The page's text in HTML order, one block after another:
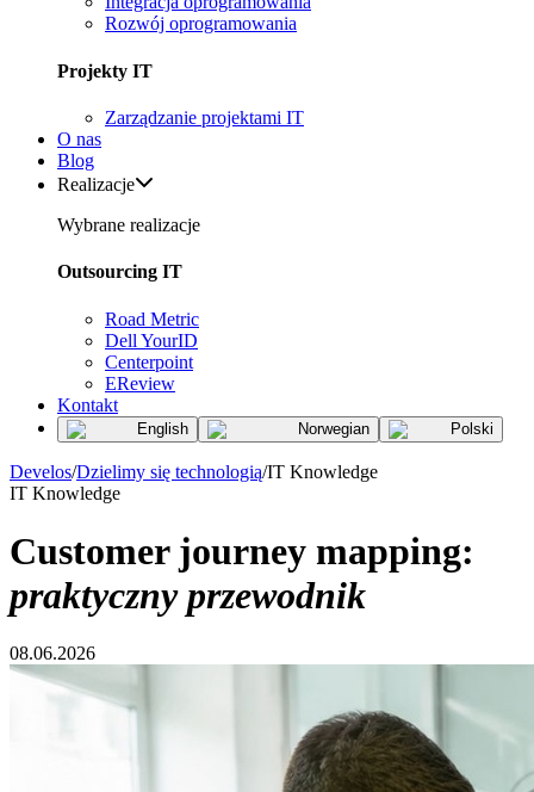
Rozwój oprogramowania
Projekty IT
Zarządzanie projektami IT
O nas
Blog
Realizacje
Wybrane realizacje
Outsourcing IT
Road Metric
Dell YourID
Centerpoint
EReview
Kontakt
English Norwegian Polski
Develos/Dzielimy się technologią/IT Knowledge
IT Knowledge
Customer journey mapping:
praktyczny przewodnik
08.06.2026